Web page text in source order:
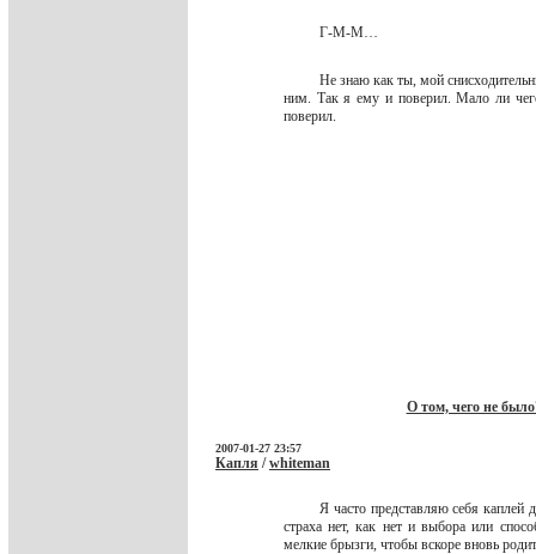
Г-М-М…
Не знаю как ты, мой
ним. Так я ему и поверил. Мало ли
поверил.
О том, чего не
2007-01-27 23:57
Капля /whiteman
Я часто представляю себя каплей
страха нет, как нет и выбора или
мелкие брызги, чтобы вскоре вновь